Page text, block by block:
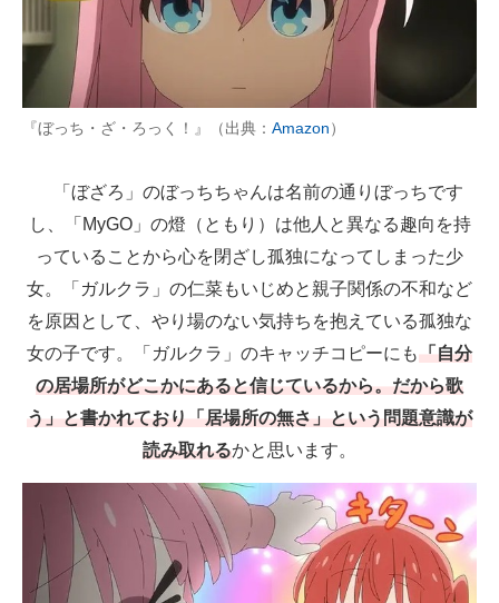
『ぼっち・ざ・ろっく！』（出典： Amazon）
「ぼざろ」のぼっちちゃんは名前の通りぼっちです
し、「MyGO」の燈（ともり）は他人と異なる趣向を持
っていることから心を閉ざし孤独になってしまった少
女。「ガルクラ」の仁菜もいじめと親子関係の不和など
を原因として、やり場のない気持ちを抱えている孤独な
女の子です。「ガルクラ」のキャッチコピーにも「自分
の居場所がどこかにあると信じているから。だから歌
う」と書かれており「居場所の無さ」という問題意識が
読み取れるかと思います。